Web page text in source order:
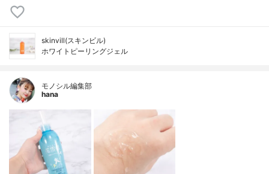
skinvill(スキンビル)
ホワイトピーリングジェル
モノシル編集部
hana